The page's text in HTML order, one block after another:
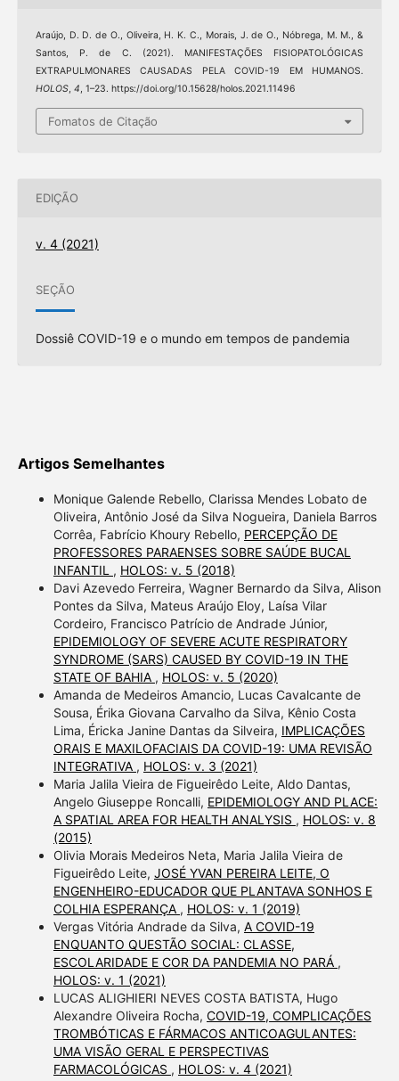
Araújo, D. D. de O., Oliveira, H. K. C., Morais, J. de O., Nóbrega, M. M., &
Santos, P. de C. (2021). MANIFESTAÇÕES FISIOPATOLÓGICAS
EXTRAPULMONARES CAUSADAS PELA COVID-19 EM HUMANOS.
HOLOS, 4, 1–23. https://doi.org/10.15628/holos.2021.11496
Fomatos de Citação
EDIÇÃO
v. 4 (2021)
SEÇÃO
Dossiê COVID-19 e o mundo em tempos de pandemia
Artigos Semelhantes
Monique Galende Rebello, Clarissa Mendes Lobato de
Oliveira, Antônio José da Silva Nogueira, Daniela Barros
Corrêa, Fabrício Khoury Rebello, PERCEPÇÃO DE
PROFESSORES PARAENSES SOBRE SAÚDE BUCAL
INFANTIL , HOLOS: v. 5 (2018)
Davi Azevedo Ferreira, Wagner Bernardo da Silva, Alison
Pontes da Silva, Mateus Araújo Eloy, Laísa Vilar
Cordeiro, Francisco Patrício de Andrade Júnior,
EPIDEMIOLOGY OF SEVERE ACUTE RESPIRATORY
SYNDROME (SARS) CAUSED BY COVID-19 IN THE
STATE OF BAHIA , HOLOS: v. 5 (2020)
Amanda de Medeiros Amancio, Lucas Cavalcante de
Sousa, Érika Giovana Carvalho da Silva, Kênio Costa
Lima, Éricka Janine Dantas da Silveira, IMPLICAÇÕES
ORAIS E MAXILOFACIAIS DA COVID-19: UMA REVISÃO
INTEGRATIVA , HOLOS: v. 3 (2021)
Maria Jalila Vieira de Figueirêdo Leite, Aldo Dantas,
Angelo Giuseppe Roncalli, EPIDEMIOLOGY AND PLACE:
A SPATIAL AREA FOR HEALTH ANALYSIS , HOLOS: v. 8
(2015)
Olivia Morais Medeiros Neta, Maria Jalila Vieira de
Figueirêdo Leite, JOSÉ YVAN PEREIRA LEITE, O
ENGENHEIRO-EDUCADOR QUE PLANTAVA SONHOS E
COLHIA ESPERANÇA , HOLOS: v. 1 (2019)
Vergas Vitória Andrade da Silva, A COVID-19
ENQUANTO QUESTÃO SOCIAL: CLASSE,
ESCOLARIDADE E COR DA PANDEMIA NO PARÁ ,
HOLOS: v. 1 (2021)
LUCAS ALIGHIERI NEVES COSTA BATISTA, Hugo
Alexandre Oliveira Rocha, COVID-19, COMPLICAÇÕES
TROMBÓTICAS E FÁRMACOS ANTICOAGULANTES:
UMA VISÃO GERAL E PERSPECTIVAS
FARMACOLÓGICAS , HOLOS: v. 4 (2021)